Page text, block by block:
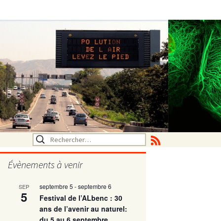
Rechercher :
Évènements à venir
SEP
5
septembre 5 -septembre 6
Festival de l’ALbenc : 30
ans de l’avenir au naturel: